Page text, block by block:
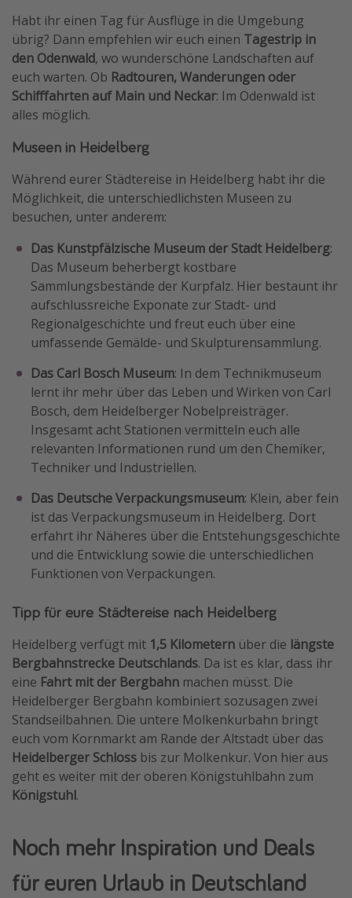
Habt ihr einen Tag für Ausflüge in die Umgebung
übrig? Dann empfehlen wir euch einen Tagestrip in
den Odenwald, wo wunderschöne Landschaften auf
euch warten. Ob Radtouren, Wanderungen oder
Schifffahrten auf Main und Neckar: Im Odenwald ist
alles möglich.
Museen in Heidelberg
Während eurer Städtereise in Heidelberg habt ihr die
Möglichkeit, die unterschiedlichsten Museen zu
besuchen, unter anderem:
Das Kunstpfälzische Museum der Stadt Heidelberg:
Das Museum beherbergt kostbare
Sammlungsbestände der Kurpfalz. Hier bestaunt ihr
aufschlussreiche Exponate zur Stadt- und
Regionalgeschichte und freut euch über eine
umfassende Gemälde- und Skulpturensammlung.
Das Carl Bosch Museum: In dem Technikmuseum
lernt ihr mehr über das Leben und Wirken von Carl
Bosch, dem Heidelberger Nobelpreisträger.
Insgesamt acht Stationen vermitteln euch alle
relevanten Informationen rund um den Chemiker,
Techniker und Industriellen.
Das Deutsche Verpackungsmuseum: Klein, aber fein
ist das Verpackungsmuseum in Heidelberg. Dort
erfahrt ihr Näheres über die Entstehungsgeschichte
und die Entwicklung sowie die unterschiedlichen
Funktionen von Verpackungen.
Tipp für eure Städtereise nach Heidelberg
Heidelberg verfügt mit 1,5 Kilometern über die längste
Bergbahnstrecke Deutschlands. Da ist es klar, dass ihr
eine Fahrt mit der Bergbahn machen müsst. Die
Heidelberger Bergbahn kombiniert sozusagen zwei
Standseilbahnen. Die untere Molkenkurbahn bringt
euch vom Kornmarkt am Rande der Altstadt über das
Heidelberger Schloss bis zur Molkenkur. Von hier aus
geht es weiter mit der oberen Königstuhlbahn zum
Königstuhl.
Noch mehr Inspiration und Deals
für euren Urlaub in Deutschland